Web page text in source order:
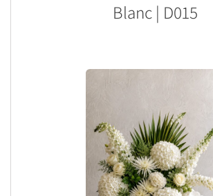
Blanc | D015